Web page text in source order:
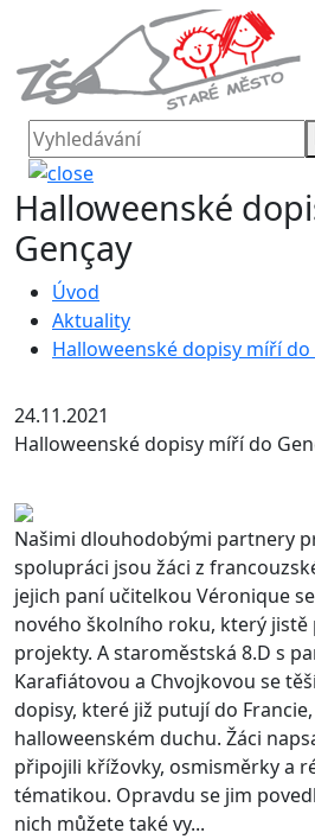
Halloweenské
Gençay
Úvod
Aktuality
Halloweenské dopisy míří do
24.11.2021
Halloweenské dopisy míří do
Našimi dlouhodobými partnery
spolupráci jsou žáci z
jejich paní učitelkou Véronique
nového školního roku, který jistě
projekty. A staroměstská 8.D s
Karafiátovou a Chvojkovou se
dopisy, které již putují do
halloweenském duchu. Žáci
připojili křížovky, osmisměrky a
tématikou. Opravdu se jim
nich můžete také vy...